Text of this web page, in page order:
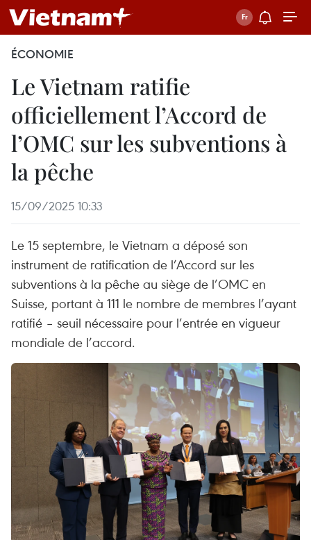
ÉCONOMIE
Le Vietnam ratifie
officiellement l’Accord de
l’OMC sur les subventions à
la pêche
15/09/2025 10:33
Le 15 septembre, le Vietnam a déposé son
instrument de ratification de l’Accord sur les
subventions à la pêche au siège de l’OMC en
Suisse, portant à 111 le nombre de membres l’ayant
ratifié – seuil nécessaire pour l’entrée en vigueur
mondiale de l’accord.